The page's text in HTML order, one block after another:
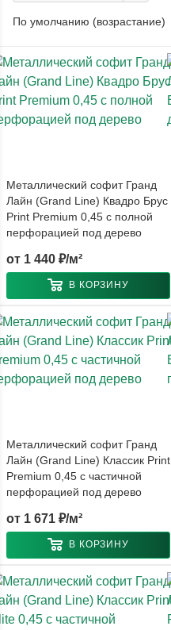
По умолчанию (возрастание)
Металлический софит Гранд
Лайн (Grand Line) Квадро Брус
Print Premium 0,45 с полной
перфорацией под дерево
от 1 440 ₽/м²
В КОРЗИНУ
Металлический софит Гранд
Лайн (Grand Line) Классик Print
Premium 0,45 с частичной
перфорацией под дерево
от 1 671 ₽/м²
В КОРЗИНУ